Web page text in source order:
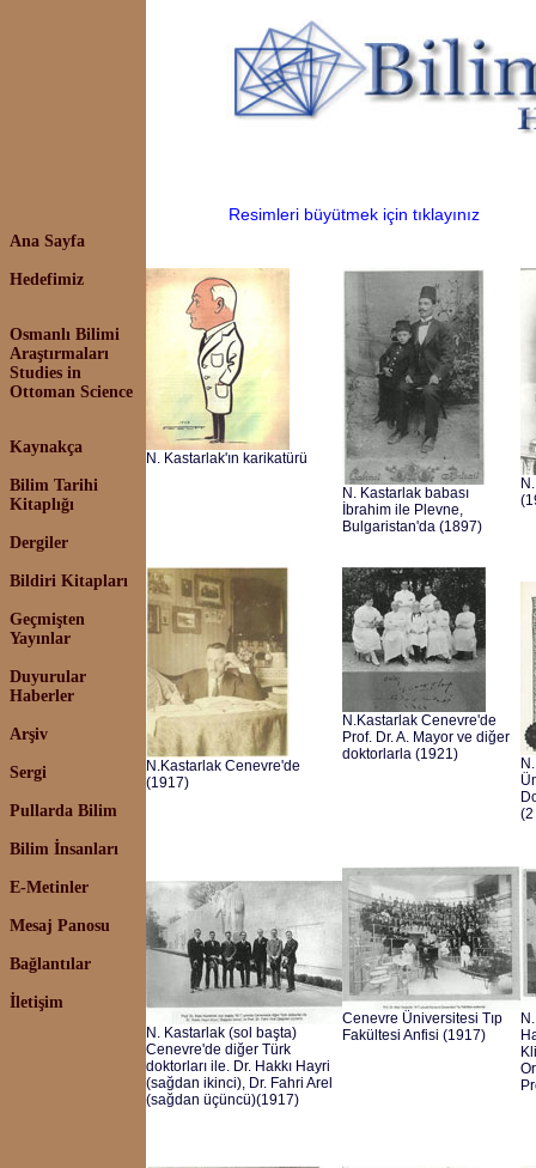
Ana Sayfa
Hedefimiz
Osmanlı Bilimi
Araştırmaları
Studies in
Ottoman Science
Kaynakça
Bilim Tarihi
Kitaplığı
Dergiler
Bildiri Kitapları
Geçmişten
Yayınlar
Duyurular
Haberler
Arşiv
Sergi
Pullarda Bilim
Bilim İnsanları
E-Metinler
Mesaj Panosu
Bağlantılar
İletişim
Resimleri büyütmek için tıklayınız
N. Kastarlak'ın karikatürü
N. Kastarlak babası
İbrahim ile Plevne,
Bulgaristan'da (1897)
N.Kastarlak Cenevre'de
(1917)
N.Kastarlak Cenevre'de
Prof. Dr. A. Mayor ve diğer
doktorlarla (1921)
(2
N. Kastarlak (sol başta)
Cenevre'de diğer Türk
doktorları ile. Dr. Hakkı Hayri
(sağdan ikinci), Dr. Fahri Arel
(sağdan üçüncü)(1917)
Cenevre Üniversitesi Tıp
Fakültesi Anfisi (1917)